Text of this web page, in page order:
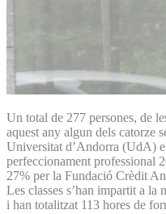
Un total de 277 persones, de
aquest any algun dels catorze
Universitat d’Andorra (UdA)
perfeccionament professional
27% per la Fundació Crèdit
Les classes s’han impartit a la
i han totalitzat 113 hores de